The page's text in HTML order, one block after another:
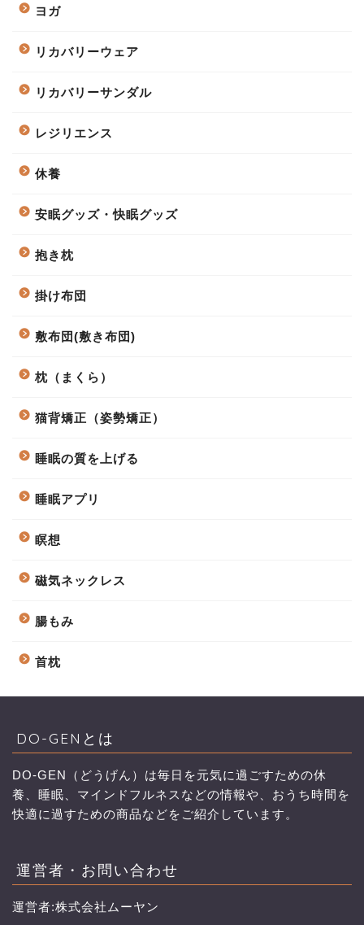
ヨガ
リカバリーウェア
リカバリーサンダル
レジリエンス
休養
安眠グッズ・快眠グッズ
抱き枕
掛け布団
敷布団(敷き布団)
枕（まくら）
猫背矯正（姿勢矯正）
睡眠の質を上げる
睡眠アプリ
瞑想
磁気ネックレス
腸もみ
首枕
DO-GENとは
DO-GEN（どうげん）は毎日を元気に過ごすための休
養、睡眠、マインドフルネスなどの情報や、おうち時間を
快適に過すための商品などをご紹介しています。
運営者・お問い合わせ
運営者:株式会社ムーヤン